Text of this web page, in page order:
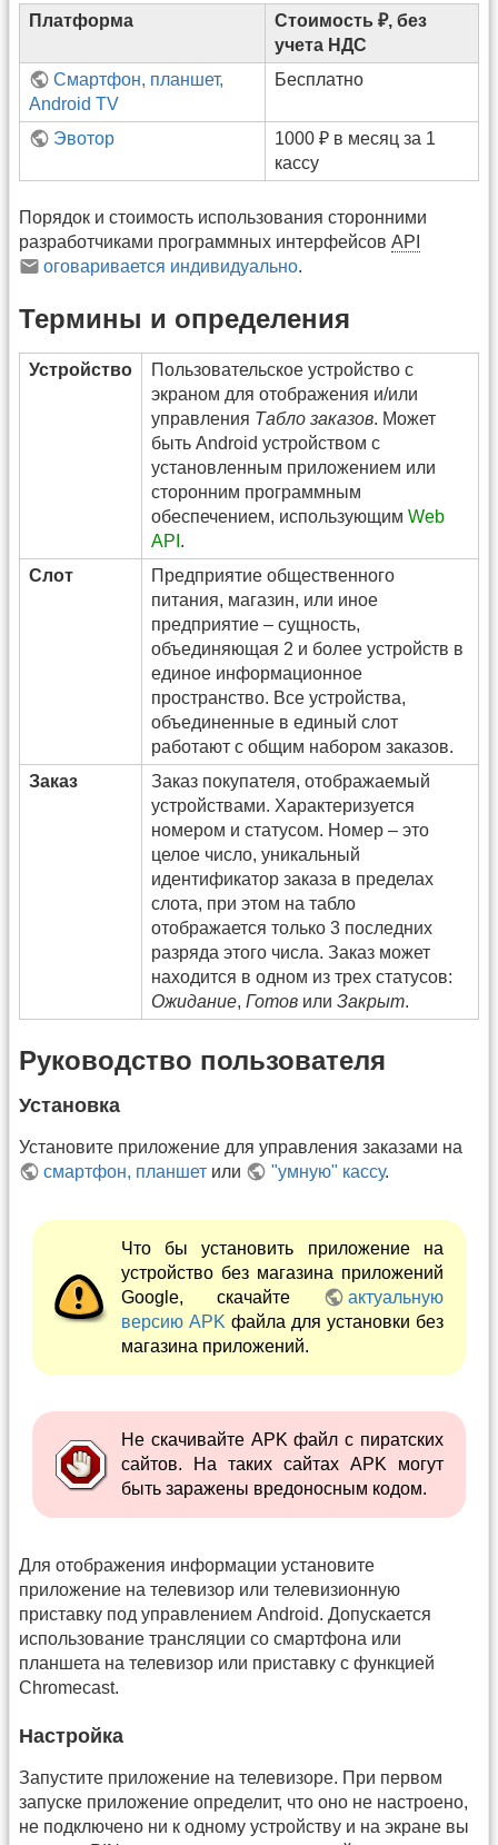
Платформа
Стоимость ₽, без
учета НДС
Смартфон, планшет,
Android TV
Бесплатно
Эвотор
1000 ₽ в месяц за 1
кассу
Порядок и стоимость использования сторонними
разработчиками программных интерфейсов API
оговаривается индивидуально.
Термины и определения
Устройство
Пользовательское устройство с
экраном для отображения и/или
управления Табло заказов. Может
быть Android устройством с
установленным приложением или
сторонним программным
обеспечением, использующим Web
API .
Слот
Предприятие общественного
питания, магазин, или иное
предприятие – сущность,
объединяющая 2 и более устройств в
единое информационное
пространство. Все устройства,
объединенные в единый слот
работают с общим набором заказов.
Заказ
Заказ покупателя, отображаемый
устройствами. Характеризуется
номером и статусом. Номер – это
целое число, уникальный
идентификатор заказа в пределах
слота, при этом на табло
отображается только 3 последних
разряда этого числа. Заказ может
находится в одном из трех статусов:
Ожидание, Готов или Закрыт.
Руководство пользователя
Установка
Установите приложение для управления заказами на
смартфон, планшет или "умную" кассу.
Что бы установить приложение на
устройство без магазина приложений
Google, скачайте
актуальную
версию APK файла для установки без
магазина приложений.
Не скачивайте APK файл с пиратских
сайтов. На таких сайтах APK могут
быть заражены вредоносным кодом.
Для отображения информации установите
приложение на телевизор или телевизионную
приставку под управлением Android. Допускается
использование трансляции со смартфона или
планшета на телевизор или приставку с функцией
Chromecast.
Настройка
Запустите приложение на телевизоре. При первом
запуске приложение определит, что оно не настроено,
не подключено ни к одному устройству и на экране вы